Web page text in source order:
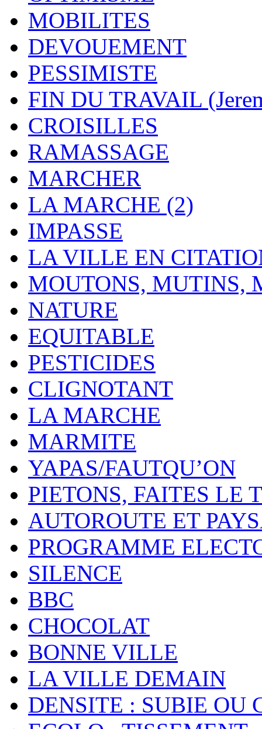
MOBILITES
DEVOUEMENT
PESSIMISTE
FIN DU TRAVAIL
CROISILLES
RAMASSAGE
MARCHER
LA MARCHE (2)
IMPASSE
LA VILLE EN
MOUTONS, MUTINS,
NATURE
EQUITABLE
PESTICIDES
CLIGNOTANT
LA MARCHE
MARMITE
YAPAS/FAUTQU’ON
PIETONS, FAITES LE
AUTOROUTE ET
PROGRAMME
SILENCE
BBC
CHOCOLAT
BONNE VILLE
LA VILLE DEMAIN
DENSITE : SUBIE OU